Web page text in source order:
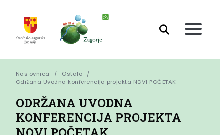
Naslovnica
Ostalo
Održana Uvodna konferencija projekta NOVI POČETAK
ODRŽANA UVODNA
KONFERENCIJA PROJEKTA